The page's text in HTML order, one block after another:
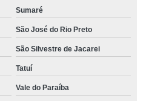
Sumaré
São José do Rio Preto
São Silvestre de Jacarei
Tatuí
Vale do Paraíba